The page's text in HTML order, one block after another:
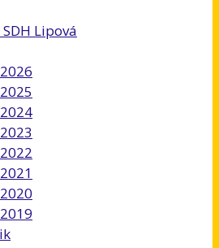
Lipová